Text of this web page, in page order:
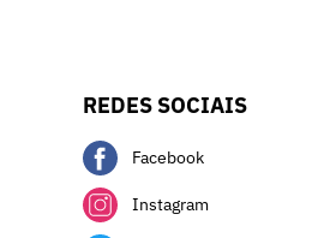
REDES SOCIAIS
Facebook
Instagram